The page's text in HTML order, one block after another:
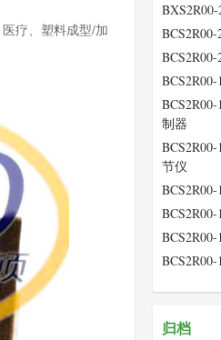
疗、塑料成型/加
制器
节仪
归档